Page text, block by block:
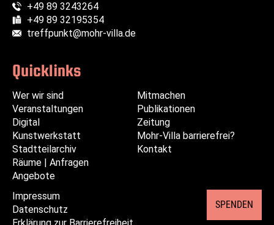
Telefon:
+49 89 3243264
Fax:
+49 89 32195354
E-Mail:
treffpunkt@mohr-villa.de
Quicklinks
überspringen
Wer wir sind
Veranstaltungen
Digital
Kunstwerkstatt
Stadtteilarchiv
Räume | Anfragen
Angebote
überspringen
Mitmachen
Publikationen
Zeitung
Mohr-Villa barrierefrei?
Kontakt
Impressum
Datenschutz
SPENDEN